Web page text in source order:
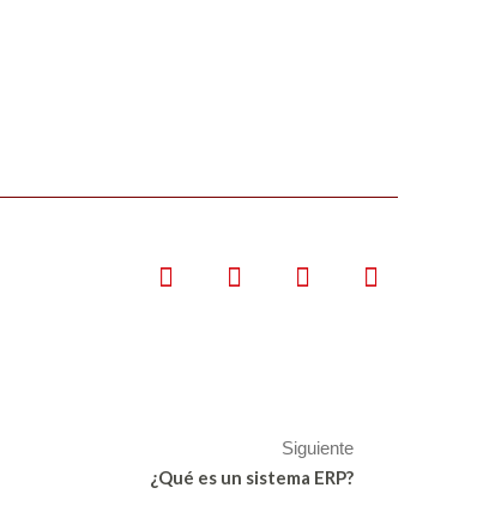
Siguiente
¿Qué es un sistema ERP?